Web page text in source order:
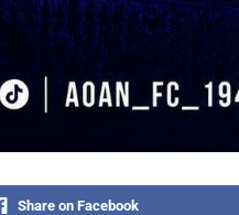
Share on Facebook